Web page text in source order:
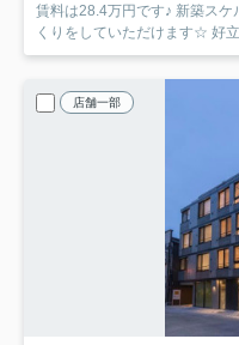
賃料は28.4万円です♪ 新築ス
くりをしていただけます☆ 好
店舗一部